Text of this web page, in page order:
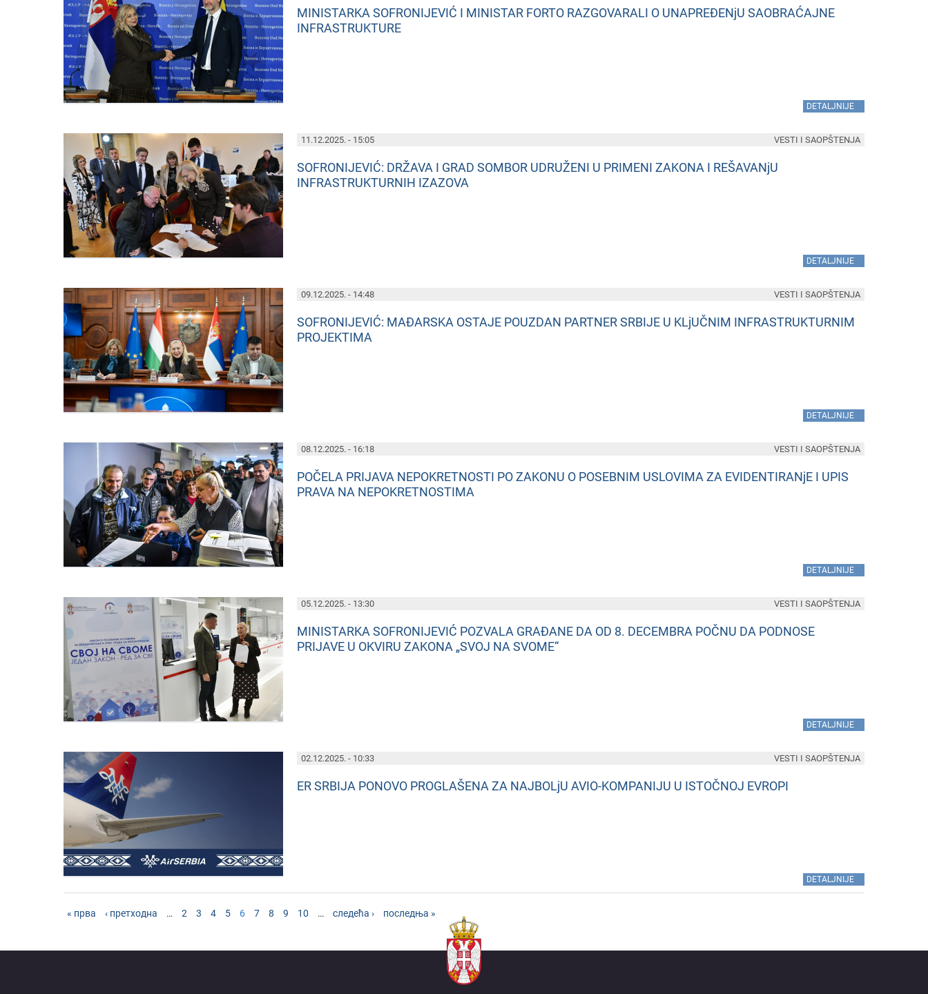
MINISTARKA SOFRONIJEVIĆ I MINISTAR FORTO RAZGOVARALI O UNAPREĐENjU SAOBRAĆAJNE
INFRASTRUKTURE
DETALJNIJE
11.12.2025. - 15:05
SOFRONIJEVIĆ: DRŽAVA I GRAD SOMBOR UDRUŽENI U PRIMENI ZAKONA I REŠAVANjU
INFRASTRUKTURNIH IZAZOVA
DETALJNIJE
VESTI I SAOPŠTENJA
09.12.2025. - 14:48
SOFRONIJEVIĆ: MAĐARSKA OSTAJE POUZDAN PARTNER SRBIJE U KLjUČNIM INFRASTRUKTURNIM
PROJEKTIMA
DETALJNIJE
VESTI I SAOPŠTENJA
08.12.2025. - 16:18
POČELA PRIJAVA NEPOKRETNOSTI PO ZAKONU O POSEBNIM USLOVIMA ZA EVIDENTIRANjE I UPIS
PRAVA NA NEPOKRETNOSTIMA
DETALJNIJE
VESTI I SAOPŠTENJA
05.12.2025. - 13:30
MINISTARKA SOFRONIJEVIĆ POZVALA GRAĐANE DA OD 8. DECEMBRA POČNU DA PODNOSE
PRIJAVE U OKVIRU ZAKONA „SVOJ NA SVOME“
DETALJNIJE
VESTI I SAOPŠTENJA
02.12.2025. - 10:33
ER SRBIJA PONOVO PROGLAŠENA ZA NAJBOLjU AVIO-KOMPANIJU U ISTOČNOJ EVROPI
DETALJNIJE
VESTI I SAOPŠTENJA
« прва ‹ претходна … 2 3 4 5 6 7 8 9 10 … следећа › последња »